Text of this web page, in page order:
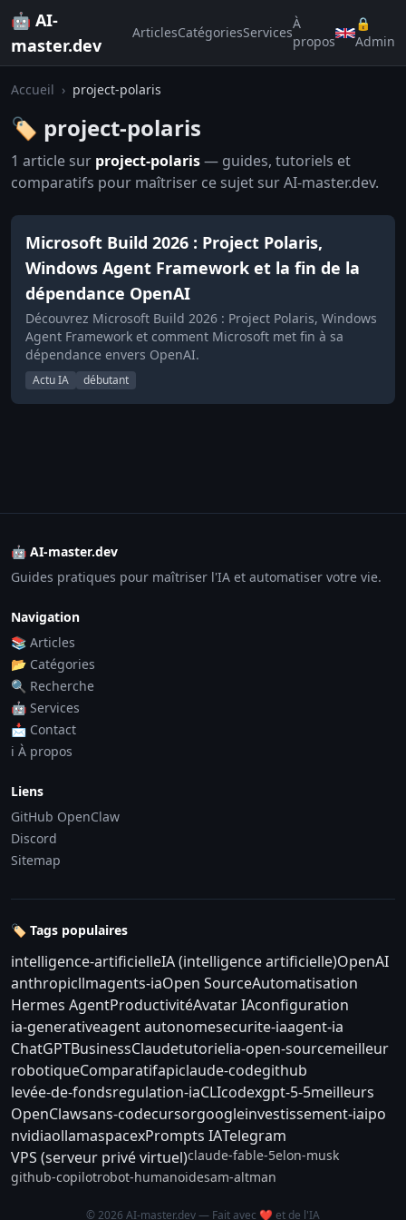
🤖 AI-
master.dev
ArticlesCatégoriesServices
À
propos
🔒
Admin
Accueil › project-polaris
🏷️ project-polaris
1 article sur project-polaris— guides, tutoriels et
comparatifs pour maîtriser ce sujet sur AI-master.dev.
Microsoft Build 2026 : Project Polaris,
Windows Agent Framework et la fin de la
dépendance OpenAI
Découvrez Microsoft Build 2026 : Project Polaris, Windows
Agent Framework et comment Microsoft met fin à sa
dépendance envers OpenAI.
Actu IA débutant
🤖 AI-master.dev
Guides pratiques pour maîtriser l'IA et automatiser votre vie.
Navigation
📚 Articles
📂 Catégories
🔍 Recherche
🤖 Services
📩 Contact
ℹ️ À propos
Liens
GitHub OpenClaw
Discord
Sitemap
🏷️ Tags populaires
intelligence-artificielleIA (intelligence artificielle)OpenAI
anthropicllmagents-iaOpen SourceAutomatisation
Hermes AgentProductivitéAvatar IAconfiguration
ia-generativeagent autonomesecurite-iaagent-ia
ChatGPTBusinessClaudetutorielia-open-sourcemeilleur
robotiqueComparatifapiclaude-codegithub
levée-de-fondsregulation-iaCLIcodexgpt-5-5meilleurs
OpenClawsans-codecursorgoogleinvestissement-iaipo
nvidiaollamaspacexPrompts IATelegram
VPS (serveur privé virtuel)claude-fable-5elon-musk
github-copilotrobot-humanoidesam-altman
© 2026 AI-master.dev — Fait avec ❤️ et de l'IA